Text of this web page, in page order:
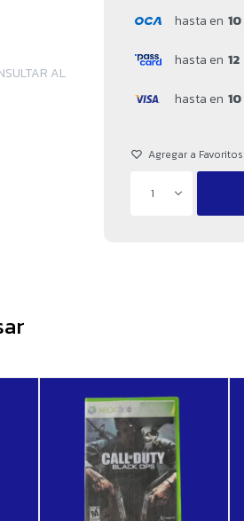
AL
hasta en 10
hasta en 12
hasta en 10
1